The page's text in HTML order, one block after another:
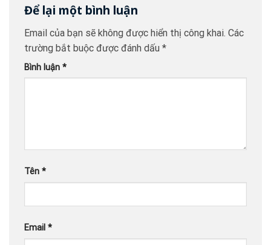
Để lại một bình luận
Email của bạn sẽ không được hiển thị công khai. Các
trường bắt buộc được đánh dấu *
Bình luận *
Tên *
Email *